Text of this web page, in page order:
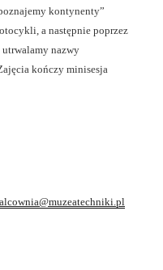
kontynenty”
a następnie poprzez
nazwy
kończy minisesja